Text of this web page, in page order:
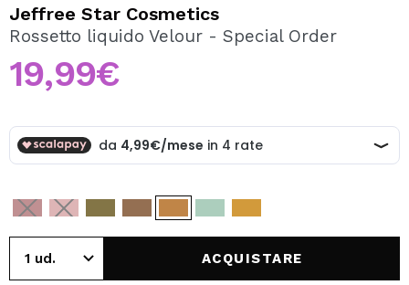
Creando un account su Maquibeauty.it potrai fare i tuoi
acquisti velocemente, controllare lo stato dei tuoi ordini e
consultare le tue operazioni precedenti.
CREARE UN ACCOUNT
Jeffree Star Cosmetics
Rossetto liquido Velour - Special Order
19,99€
ACQUISTARE